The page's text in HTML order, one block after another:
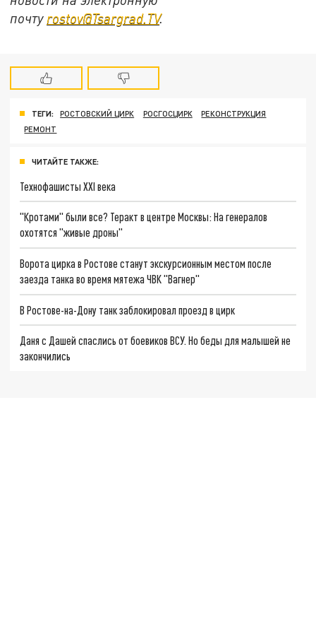
почту rostov@Tsargrad.ТV.
ТЕГИ: РОСТОВСКИЙ ЦИРК РОСГОСЦИРК
РЕКОНСТРУКЦИЯ
РЕМОНТ
ЧИТАЙТЕ ТАКЖЕ:
Технофашисты XXI века
"Кротами" были все? Теракт в центре Москвы: На генералов
охотятся "живые дроны"
Ворота цирка в Ростове станут экскурсионным местом после
заезда танка во время мятежа ЧВК "Вагнер"
В Ростове-на-Дону танк заблокировал проезд в цирк
Даня с Дашей спаслись от боевиков ВСУ. Но беды для малышей не
закончились